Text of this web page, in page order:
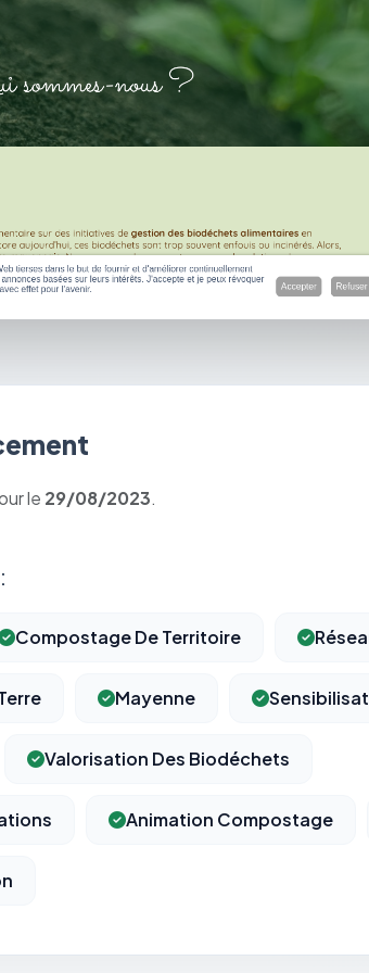
le 29/08/2023.
Compostage De Territoire
Mayenne
Valorisation Des Biodéchets
Animation Compostage